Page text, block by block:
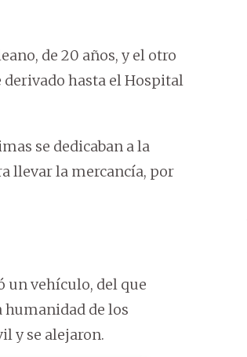
de 20 años, y el otro
derivado hasta el Hospital
se dedicaban a la
llevar la mercancía, por
un vehículo, del que
humanidad de los
y se alejaron.